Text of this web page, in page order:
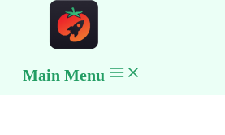
Main Menu